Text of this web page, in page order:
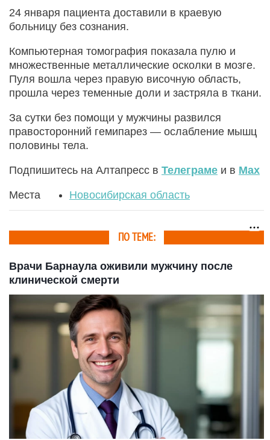
24 января пациента доставили в краевую
больницу без сознания.
Компьютерная томография показала пулю и
множественные металлические осколки в мозге.
Пуля вошла через правую височную область,
прошла через теменные доли и застряла в ткани.
За сутки без помощи у мужчины развился
правосторонний гемипарез — ослабление мышц
половины тела.
Подпишитесь на Алтапресс в Телеграме и в Max
Места Новосибирская область
ПО ТЕМЕ:
Врачи Барнаула оживили мужчину после
клинической смерти